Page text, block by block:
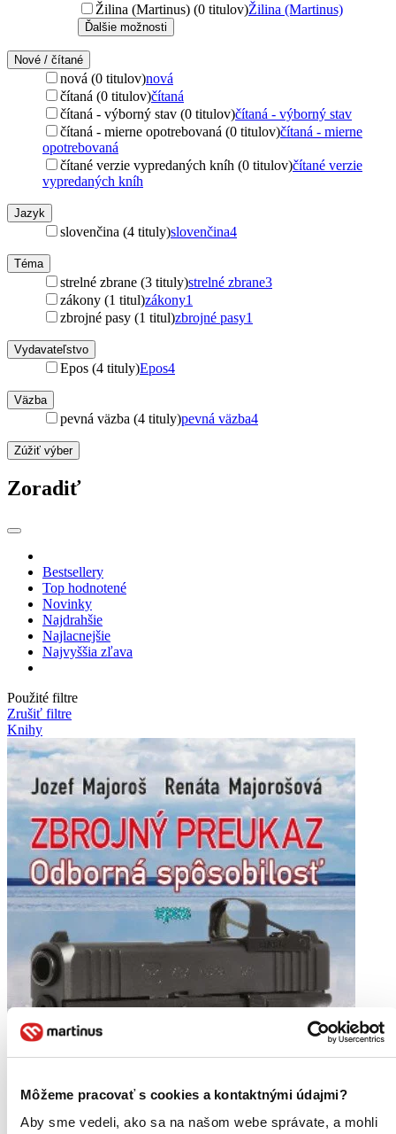
Môžeme pracovať s cookies a kontaktnými údajmi?
Aby sme vedeli, ako sa na našom webe správate, a mohli
Žilina (Martinus) (0 titulov)Žilina (Martinus)
Ďalšie možnosti
Nové / čítané
nová (0 titulov)nová
čítaná (0 titulov)čítaná
čítaná - výborný stav (0 titulov)čítaná - výborný stav
čítaná - mierne opotrebovaná (0 titulov)čítaná - mierne
opotrebovaná
čítané verzie vypredaných kníh (0 titulov)čítané verzie
vypredaných kníh
Jazyk
slovenčina (4 tituly)slovenčina4
Téma
strelné zbrane (3 tituly)strelné zbrane3
zákony (1 titul)zákony1
zbrojné pasy (1 titul)zbrojné pasy1
Vydavateľstvo
Epos (4 tituly)Epos4
Väzba
pevná väzba (4 tituly)pevná väzba4
Zúžiť výber
Zoradiť
Bestsellery
Top hodnotené
Novinky
Najdrahšie
Najlacnejšie
Najvyššia zľava
Použité filtre
Zrušiť filtre
Knihy